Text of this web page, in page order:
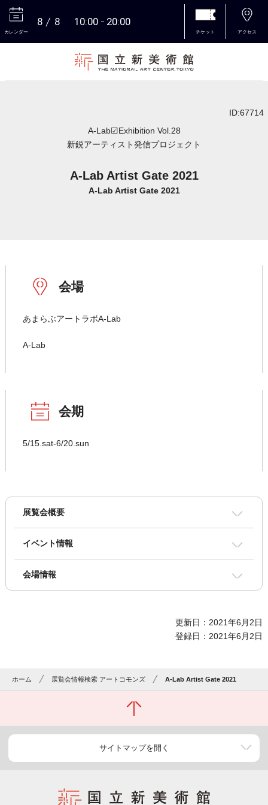
カレンダー
8 8 10:00 20:00
チケット アクセス
ID:67714
A-Lab☑Exhibition Vol.28
新鋭アーティスト発信プロジェクト
A-Lab Artist Gate 2021
A-Lab Artist Gate 2021
会場
あまらぶアートラボA-Lab
A-Lab
会期
5/15.sat-6/20.sun
展覧会概要
イベント情報
会場情報
更新日：2021年6月2日
登録日：2021年6月2日
ホーム 展覧会情報検索 アートコモンズ A-Lab Artist Gate 2021
サイトマップを開く